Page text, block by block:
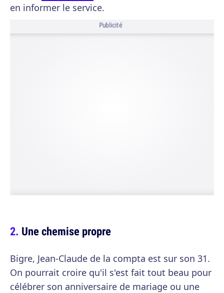
en informer le service.
Publicité
Une chemise propre
Bigre, Jean-Claude de la compta est sur son 31.
On pourrait croire qu'il s'est fait tout beau pour
célébrer son anniversaire de mariage ou une